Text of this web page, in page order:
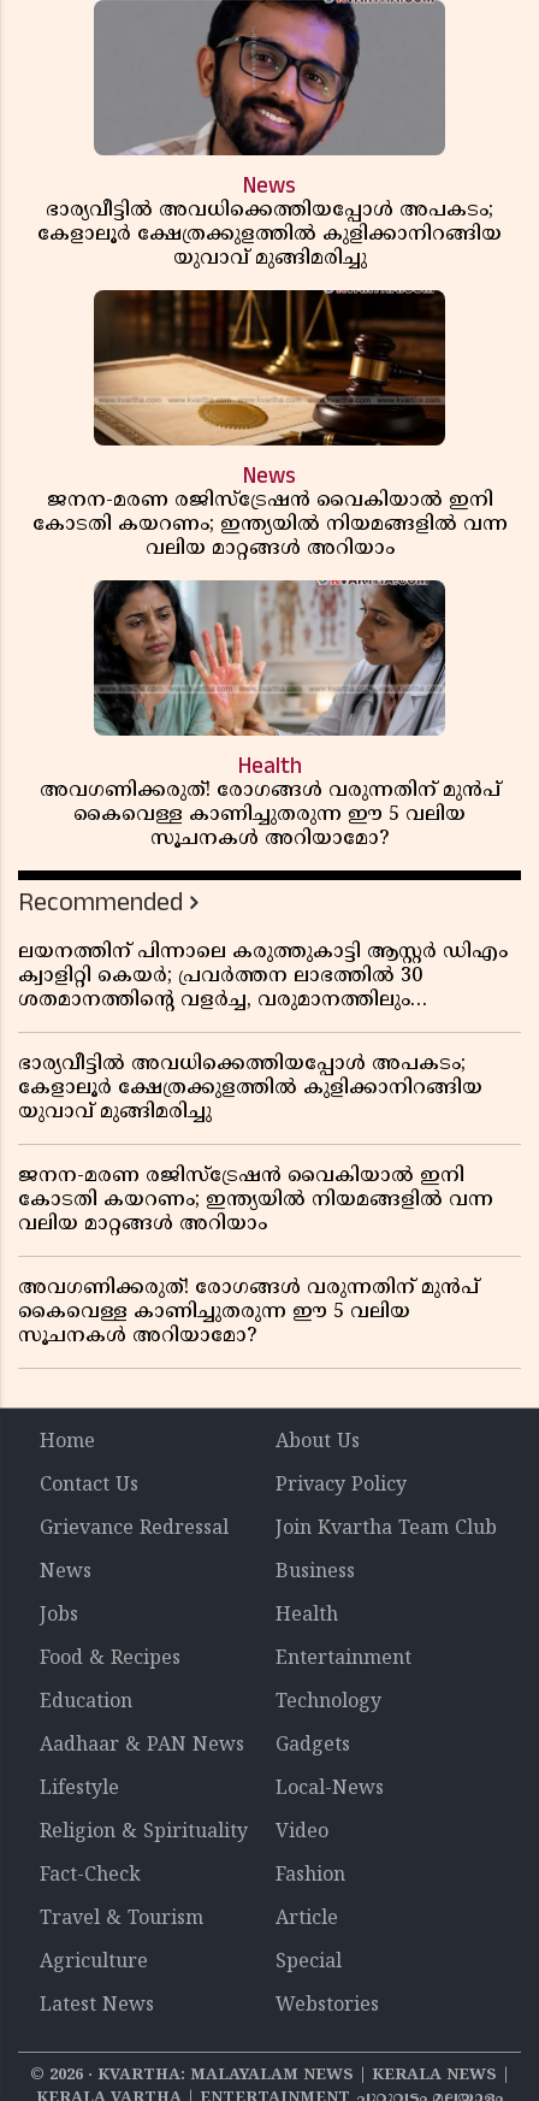
റിപ്പോർട്ട് പുറത്ത്
News
ഭാര്യവീട്ടിൽ അവധിക്കെത്തിയപ്പോൾ അപകടം;
കേളാലൂർ ക്ഷേത്രക്കുളത്തിൽ കുളിക്കാനിറങ്ങിയ
യുവാവ് മുങ്ങിമരിച്ചു
News
ജനന-മരണ രജിസ്ട്രേഷൻ വൈകിയാൽ ഇനി
കോടതി കയറണം; ഇന്ത്യയിൽ നിയമങ്ങളിൽ വന്ന
വലിയ മാറ്റങ്ങൾ അറിയാം
Health
അവഗണിക്കരുത്! രോഗങ്ങൾ വരുന്നതിന് മുൻപ്
കൈവെള്ള കാണിച്ചുതരുന്ന ഈ 5 വലിയ
സൂചനകൾ അറിയാമോ?
Recommended
ലയനത്തിന് പിന്നാലെ കരുത്തുകാട്ടി ആസ്റ്റർ ഡിഎം
ക്വാളിറ്റി കെയർ; പ്രവർത്തന ലാഭത്തിൽ 30
ശതമാനത്തിൻ്റെ വളർച്ച, വരുമാനത്തിലും
റിപ്പോർട്ട് പുറത്ത്
ഭാര്യവീട്ടിൽ അവധിക്കെത്തിയപ്പോൾ അപകടം;
കേളാലൂർ ക്ഷേത്രക്കുളത്തിൽ കുളിക്കാനിറങ്ങിയ
യുവാവ് മുങ്ങിമരിച്ചു
ജനന-മരണ രജിസ്ട്രേഷൻ വൈകിയാൽ ഇനി
കോടതി കയറണം; ഇന്ത്യയിൽ നിയമങ്ങളിൽ വന്ന
വലിയ മാറ്റങ്ങൾ അറിയാം
അവഗണിക്കരുത്! രോഗങ്ങൾ വരുന്നതിന് മുൻപ്
കൈവെള്ള കാണിച്ചുതരുന്ന ഈ 5 വലിയ
സൂചനകൾ അറിയാമോ?
Home
About Us
Contact Us
Privacy Policy
Grievance Redressal
Join Kvartha Team Club
News
Business
Jobs
Health
Food & Recipes
Entertainment
Education
Technology
Aadhaar & PAN News
Gadgets
Lifestyle
Local-News
Religion & Spirituality
Video
Fact-Check
Fashion
Travel & Tourism
Article
Agriculture
Special
Latest News
Webstories
© 2026‧ KVARTHA: MALAYALAM NEWS | KERALA NEWS |